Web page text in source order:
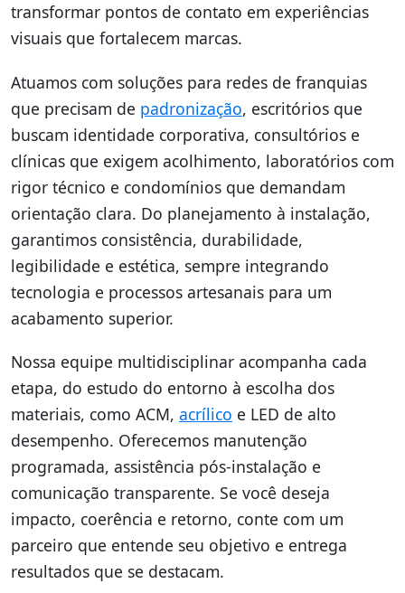
transformar pontos de contato em experiências
visuais que fortalecem marcas.
Atuamos com soluções para redes de franquias
que precisam de padronização, escritórios que
buscam identidade corporativa, consultórios e
clínicas que exigem acolhimento, laboratórios com
rigor técnico e condomínios que demandam
orientação clara. Do planejamento à instalação,
garantimos consistência, durabilidade,
legibilidade e estética, sempre integrando
tecnologia e processos artesanais para um
acabamento superior.
Nossa equipe multidisciplinar acompanha cada
etapa, do estudo do entorno à escolha dos
materiais, como ACM, acrílico e LED de alto
desempenho. Oferecemos manutenção
programada, assistência pós-instalação e
comunicação transparente. Se você deseja
impacto, coerência e retorno, conte com um
parceiro que entende seu objetivo e entrega
resultados que se destacam.